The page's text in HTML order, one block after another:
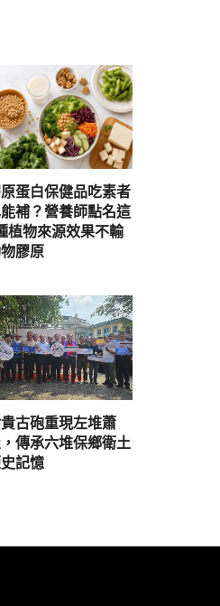
蛋白保健品吃素者
補？營養師點名這
植物來源效果不輸
膠原
古砲重現左堆蕭
傳承六堆保鄉衛土
記憶